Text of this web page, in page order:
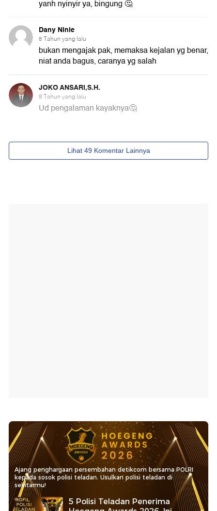
Ajang penghargaan persembahan detikcom bersama POLRI
kepada sosok polisi teladan. Usulkan polisi teladan di
sekitarmu!
5 Polisi Teladan Penerima